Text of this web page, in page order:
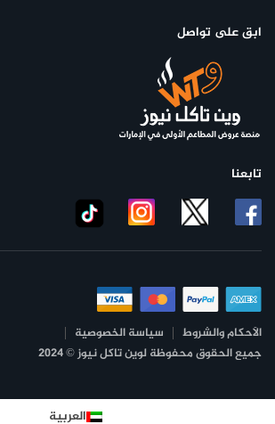
ابق على تواصل
تابعنا
الأحكام والشروط
سياسة الخصوصية
جميع الحقوق محفوظة لوين تاكل نيوز © 2024
العربية